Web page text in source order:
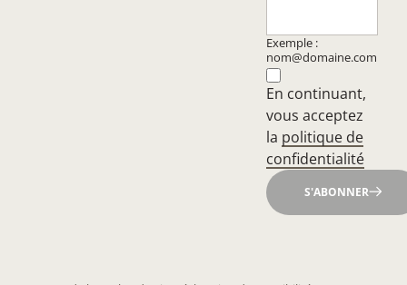
Exemple :
nom@domaine.com
En continuant,
vous acceptez
la politique de
confidentialité
S'ABONNER